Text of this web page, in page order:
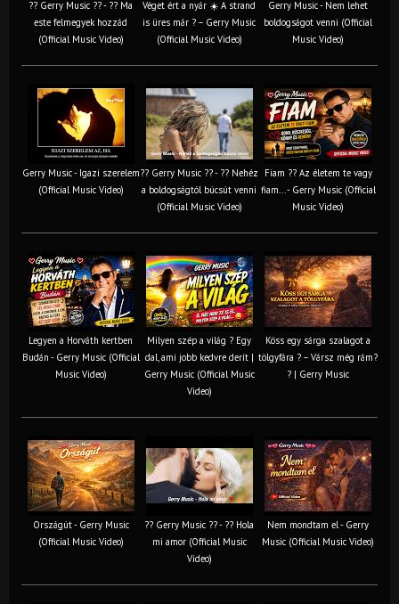
?? Gerry Music ?? - ?? Ma
este felmegyek hozzád
(Official Music Video)
Véget ért a nyár ☀️ A strand
is üres már ? – Gerry Music
(Official Music Video)
Gerry Music - Nem lehet
boldogságot venni (Official
Music Video)
Gerry Music - Igazi szerelem
(Official Music Video)
?? Gerry Music ?? - ?? Nehéz
a boldogságtól búcsút venni
(Official Music Video)
Fiam ?‍? Az életem te vagy
fiam... - Gerry Music (Official
Music Video)
Legyen a Horváth kertben
Budán - Gerry Music (Official
Music Video)
Milyen szép a világ ? Egy
dal, ami jobb kedvre derít |
Gerry Music (Official Music
Video)
Köss egy sárga szalagot a
tölgyfára ?️ – Vársz még rám?
? | Gerry Music
Országút - Gerry Music
(Official Music Video)
?? Gerry Music ?? - ?? Hola
mi amor (Official Music
Video)
Nem mondtam el - Gerry
Music (Official Music Video)